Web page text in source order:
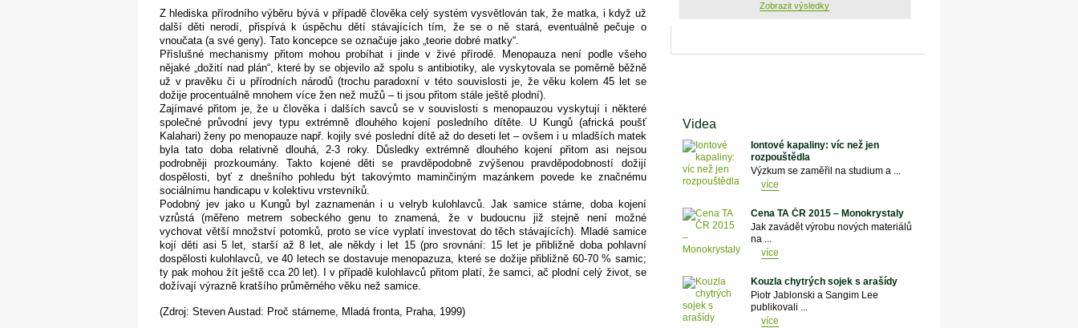
Z hlediska přírodního výběru bývá v případě člověka celý systém vysvětlován tak, že matka, i když už
další děti nerodí, přispívá k úspěchu dětí stávajících tím, že se o ně stará, eventuálně pečuje o
vnoučata (a své geny). Tato koncepce se označuje jako „teorie dobré matky“.
Příslušné mechanismy přitom mohou probíhat i jinde v živé přírodě. Menopauza není podle všeho
nějaké „dožití nad plán“, které by se objevilo až spolu s antibiotiky, ale vyskytovala se poměrně běžně
už v pravěku či u přírodních národů (trochu paradoxní v této souvislosti je, že věku kolem 45 let se
dožije procentuálně mnohem více žen než mužů – ti jsou přitom stále ještě plodní).
Zajímavé přitom je, že u člověka i dalších savců se v souvislosti s menopauzou vyskytují i některé
společné průvodní jevy typu extrémně dlouhého kojení posledního dítěte. U Kungů (africká poušť
Kalahari) ženy po menopauze např. kojily své poslední dítě až do deseti let – ovšem i u mladších matek
byla tato doba relativně dlouhá, 2-3 roky. Důsledky extrémně dlouhého kojení přitom asi nejsou
podrobněji prozkoumány. Takto kojené děti se pravděpodobně zvýšenou pravděpodobností dožijí
dospělosti, byť z dnešního pohledu být takovýmto maminčiným mazánkem povede ke značnému
sociálnímu handicapu v kolektivu vrstevníků.
Podobný jev jako u Kungů byl zaznamenán i u velryb kulohlavců. Jak samice stárne, doba kojení
vzrůstá (měřeno metrem sobeckého genu to znamená, že v budoucnu již stejně není možné
vychovat větší množství potomků, proto se více vyplatí investovat do těch stávajících). Mladé samice
kojí děti asi 5 let, starší až 8 let, ale někdy i let 15 (pro srovnání: 15 let je přibližně doba pohlavní
dospělosti kulohlavců, ve 40 letech se dostavuje menopazuza, které se dožije přibližně 60-70 % samic;
ty pak mohou žít ještě cca 20 let). I v případě kulohlavců přitom platí, že samci, ač plodní celý život, se
dožívají výrazně kratšího průměrného věku než samice.
(Zdroj: Steven Austad: Proč stárneme, Mladá fronta, Praha, 1999)
Zobrazit výsledky
Videa
Iontové kapaliny: víc než jen
rozpouštědla
Výzkum se zaměřil na studium a ...
více
Cena TA ČR 2015 – Monokrystaly
Jak zavádět výrobu nových materiálů
na ...
více
Kouzla chytrých sojek s arašídy
Piotr Jablonski a Sangim Lee
publikovali ...
více